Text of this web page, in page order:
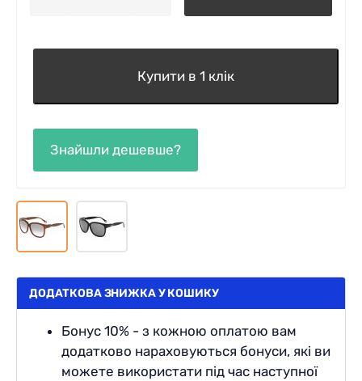
Купити в 1 клік
ДОДАТКОВА ЗНИЖКА У КОШИКУ
Бонус 10% - з кожною оплатою вам
додатково нараховуються бонуси, які ви
можете використати під час наступної